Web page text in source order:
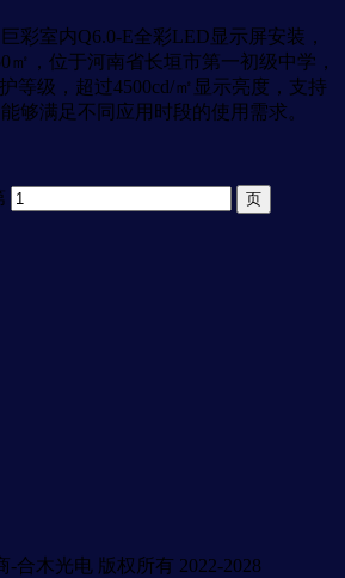
彩室内Q6.0-E全彩LED显示屏安装，
㎡，位于河南省长垣市第一初级中学，
等级，超过4500cd/㎡显示亮度，支持
够满足不同应用时段的使用需求。
合木光电 版权所有 2022-2028